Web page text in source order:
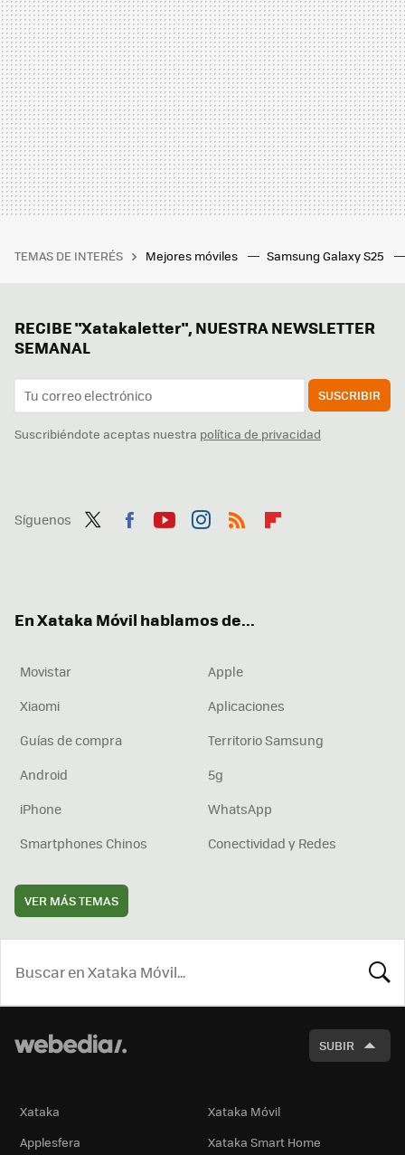
TEMAS DE INTERÉS Mejores móviles Samsung Galaxy S25
RECIBE "Xatakaletter", NUESTRA NEWSLETTER
SEMANAL
SUSCRIBIR
Suscribiéndote aceptas nuestra política de privacidad
Síguenos
En Xataka Móvil hablamos de...
Movistar
Apple
Xiaomi
Aplicaciones
Guías de compra
Territorio Samsung
Android
5g
iPhone
WhatsApp
Smartphones Chinos
Conectividad y Redes
VER MÁS TEMAS
SUBIR
Xataka
Xataka Móvil
Applesfera
Xataka Smart Home